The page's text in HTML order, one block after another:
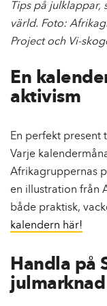
Tips på
värld. Foto:
Project och Vi-
En
aktivism
En perfekt present
Varje
Afrikagruppernas
en illustration från
både praktisk,
kalendern här!
Handla på
julmarknad